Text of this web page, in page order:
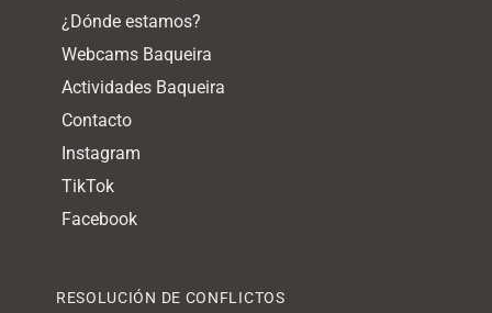
¿Dónde estamos?
Webcams Baqueira
Actividades Baqueira
Contacto
Instagram
TikTok
Facebook
RESOLUCIÓN DE CONFLICTOS